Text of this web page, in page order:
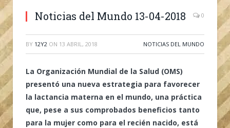
Noticias del Mundo 13-04-2018 0
BY 12Y2 ON 13 ABRIL, 2018 NOTICIAS DEL MUNDO
La Organización Mundial de la Salud (OMS)
presentó una nueva estrategia para favorecer
la lactancia materna en el mundo, una práctica
que, pese a sus comprobados beneficios tanto
para la mujer como para el recién nacido, está